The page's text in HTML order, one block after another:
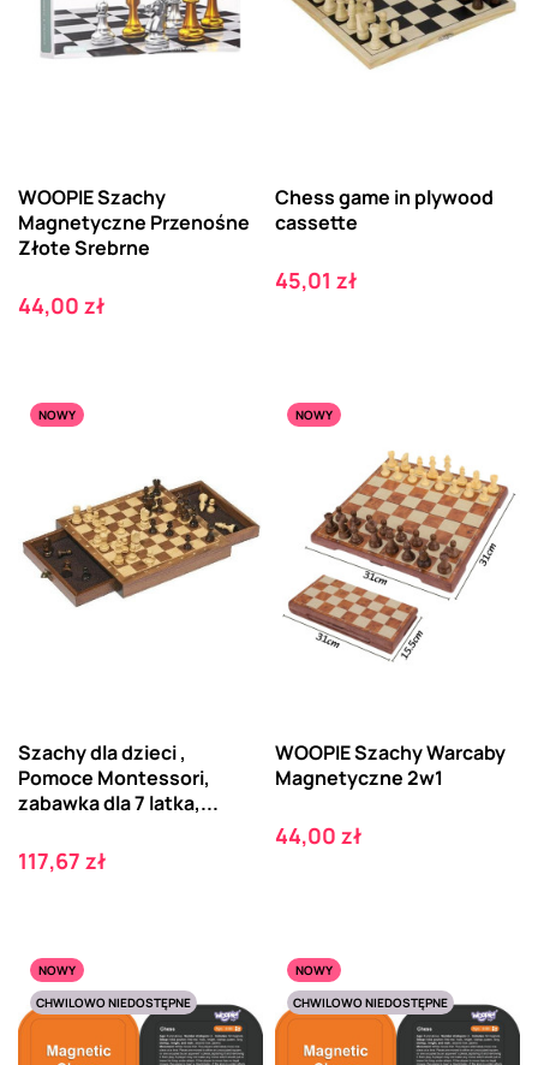
WOOPIE Szachy
Magnetyczne Przenośne
Złote Srebrne
Cena
44,00 zł
Chess game in plywood
cassette
Cena
45,01 zł
NOWY
Szachy dla dzieci ,
Pomoce Montessori,
zabawka dla 7 latka,...
Cena
117,67 zł
NOWY
WOOPIE Szachy Warcaby
Magnetyczne 2w1
Cena
44,00 zł
NOWY
CHWILOWO NIEDOSTĘPNE
NOWY
CHWILOWO NIEDOSTĘPNE